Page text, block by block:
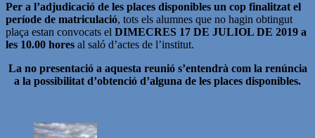
Per a l’adjudicació de les places disponibles un cop finalitzat el
període de matriculació, tots els alumnes que no hagin obtingut
plaça estan convocats el DIMECRES 17 DE JULIOL DE 2019 a
les 10.00 hores al saló d’actes de l’institut.
La no presentació a aquesta reunió s’entendrà com la renúncia
a la possibilitat d’obtenció d’alguna de les places disponibles.